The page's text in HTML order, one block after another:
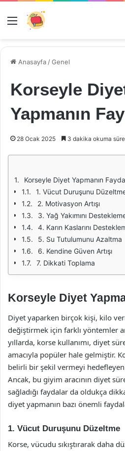
Menü
Anasayfa /Genel
Korseyle
Yapmanın
28 Ocak 2025 3 dakika okuma
Korseyle Diyet Yapmanın
1. Vücut Duruşunu
2. Motivasyon Artışı
3. Yağ Yakımını
4. Karın Kaslarını
5. Su Tutulumunu Azaltma
6. Kendine Güven Artışı
7. Dikkati Toplama
Korseyle Diyet
Diyet yaparken birçok kişi, kilo
değiştirmek için farklı yöntemler
yıllarda, korse kullanımı, diyet
amacıyla popüler hale gelmiştir.
belirli bir şekil vermeyi
Ancak, bu giyim aracının diyet
sağladığı faydalar da oldukça
diyet yapmanın bazı önemli
1. Vücut Duruşunu Düzeltme
Korse, vücudu sıkıştırarak daha